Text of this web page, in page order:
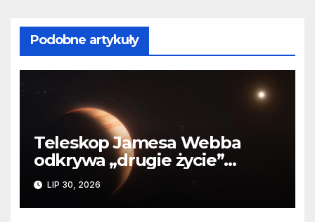
Podobne artykuły
Teleskop Jamesa Webba
odkrywa „drugie życie”
planety krążącej wokół
martwej gwiazdy
LIP 30, 2026